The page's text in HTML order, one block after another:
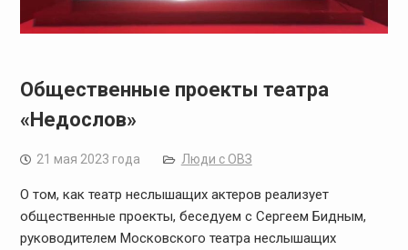
Общественные проекты театра
«Недослов»
21 мая 2023 года Люди с ОВЗ
О том, как театр неслышащих актеров реализует
общественные проекты, беседуем с Сергеем Бидным,
руководителем Московского театра неслышащих